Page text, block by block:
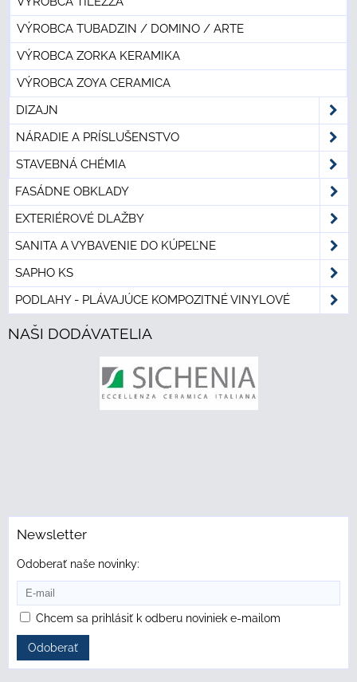
VÝROBCA TUBADZIN / DOMINO / ARTE
VÝROBCA ZORKA KERAMIKA
VÝROBCA ZOYA CERAMICA
DIZAJN
NÁRADIE A PRÍSLUŠENSTVO
STAVEBNÁ CHÉMIA
FASÁDNE OBKLADY
EXTERIÉROVÉ DLAŽBY
SANITA A VYBAVENIE DO KÚPEĽNE
SAPHO KS
PODLAHY - PLÁVAJÚCE KOMPOZITNÉ VINYLOVÉ
NAŠI DODÁVATELIA
Newsletter
Odoberať naše novinky:
Chcem sa prihlásiť k odberu noviniek e-mailom
Odoberať